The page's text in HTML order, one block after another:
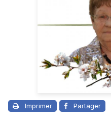
Imprimer Partager